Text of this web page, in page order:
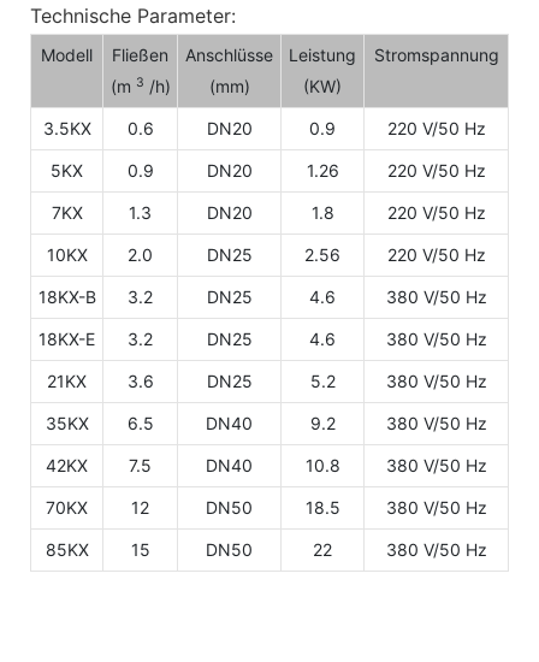
Technische Parameter:
Modell
Fließen
(m 3 /h)
Anschlüsse
(mm)
Leistung
(KW)
Stromspannung
3.5KX 0.6 DN20 0.9 220 V/50 Hz
5KX 0.9 DN20 1.26 220 V/50 Hz
7KX 1.3 DN20 1.8 220 V/50 Hz
10KX 2.0 DN25 2.56 220 V/50 Hz
18KX-B 3.2 DN25 4.6 380 V/50 Hz
18KX-E 3.2 DN25 4.6 380 V/50 Hz
21KX 3.6 DN25 5.2 380 V/50 Hz
35KX 6.5 DN40 9.2 380 V/50 Hz
42KX 7.5 DN40 10.8 380 V/50 Hz
70KX 12 DN50 18.5 380 V/50 Hz
85KX 15 DN50 22 380 V/50 Hz